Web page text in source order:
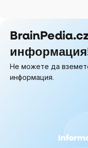
Не можете да
информация.